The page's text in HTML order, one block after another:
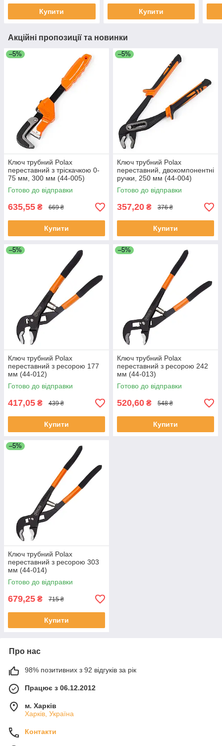
Купити Купити
Акційні пропозиції та новинки
–5%
Ключ трубний Polax
переставний з тріскачкою 0-
75 мм, 300 мм (44-005)
Готово до відправки
635,55 ₴ 669 ₴
Купити
–5%
Ключ трубний Polax
переставний, двокомпонентні
ручки, 250 мм (44-004)
Готово до відправки
357,20 ₴ 376 ₴
Купити
–5%
Ключ трубний Polax
переставний з ресорою 177
мм (44-012)
Готово до відправки
417,05 ₴ 439 ₴
Купити
–5%
Ключ трубний Polax
переставний з ресорою 242
мм (44-013)
Готово до відправки
520,60 ₴ 548 ₴
Купити
–5%
Ключ трубний Polax
переставний з ресорою 303
мм (44-014)
Готово до відправки
679,25 ₴ 715 ₴
Купити
Про нас
98% позитивних з 92 відгуків за рік
Працює з 06.12.2012
м. Харків
Харків, Україна
Контакти